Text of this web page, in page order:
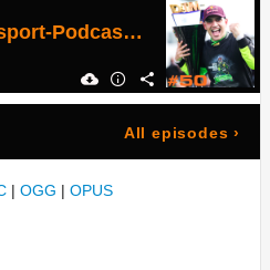
Einführungsrunde - Der Motorsport-Podcast Folge 50
All episodes ›
| OGG | OPUS